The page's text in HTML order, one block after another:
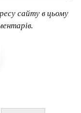
сайту в цьому